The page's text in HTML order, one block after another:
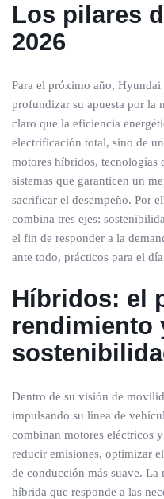
Los pilares
2026
Para el próximo año,
profundizar su apuesta por la
claro que la eficiencia
electrificación total, sino de
motores híbridos, tecnologías
sistemas que garanticen un
sacrificar el desempeño. Por
combina tres ejes:
el fin de responder a la
ante todo, prácticos para el
Híbridos: el
rendimiento
Dentro de su visión de
impulsando su línea de
combinan motores eléctricos
reducir emisiones, optimizar
de conducción más suave. La
híbrida que responde a las